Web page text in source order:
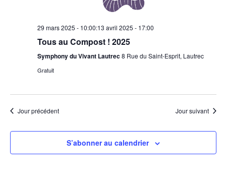
29 mars 2025 - 10:00:13 avril 2025 - 17:00
Tous au Compost ! 2025
Symphony du Vivant Lautrec8 Rue du Saint-Esprit, Lautrec
Gratuit
Jour précédent Jour suivant
S’abonner au calendrier